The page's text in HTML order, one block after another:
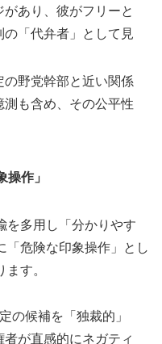
あり、彼がフリーと
の「代弁者」として見
野党幹部と近い関係
も含め、その公平性
作」
を多用し「分かりやす
「危険な印象操作」とし
す。
の候補を「独裁的」
者が直感的にネガティ